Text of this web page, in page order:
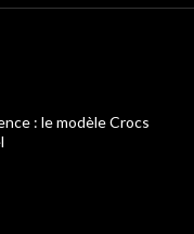
: le modèle Crocs